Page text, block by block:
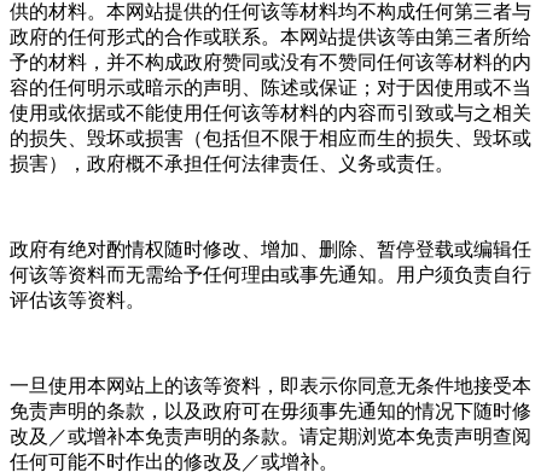
供的材料。本网站提供的任何该等材料均不构成任何第三者与
政府的任何形式的合作或联系。本网站提供该等由第三者所给
予的材料，并不构成政府赞同或没有不赞同任何该等材料的内
容的任何明示或暗示的声明、陈述或保证；对于因使用或不当
使用或依据或不能使用任何该等材料的内容而引致或与之相关
的损失、毁坏或损害（包括但不限于相应而生的损失、毁坏或
损害），政府概不承担任何法律责任、义务或责任。
政府有绝对酌情权随时修改、增加、删除、暂停登载或编辑任
何该等资料而无需给予任何理由或事先通知。用户须负责自行
评估该等资料。
一旦使用本网站上的该等资料，即表示你同意无条件地接受本
免责声明的条款，以及政府可在毋须事先通知的情况下随时修
改及／或增补本免责声明的条款。请定期浏览本免责声明查阅
任何可能不时作出的修改及／或增补。